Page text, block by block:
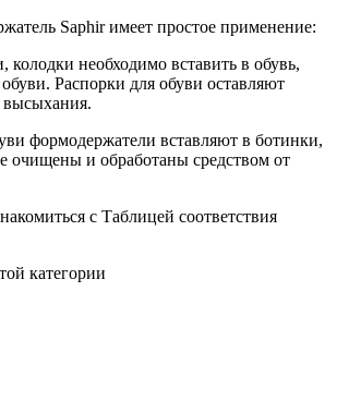
Saphir имеет простое применение:
колодки необходимо вставить в обувь,
Распорки для обуви оставляют
высыхания.
формодержатели вставляют в ботинки,
очищены и обработаны средством от
с Таблицей соответствия
категории